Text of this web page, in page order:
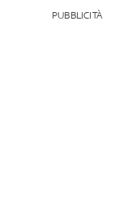
PUBBLICITÀ